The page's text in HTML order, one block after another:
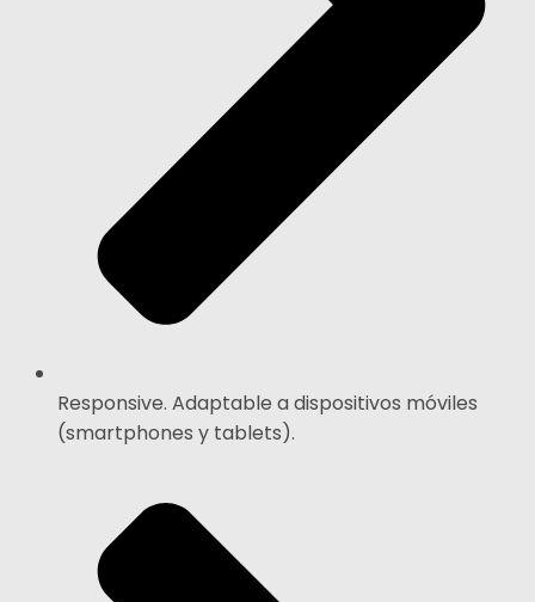
Responsive. Adaptable a dispositivos móviles
(smartphones y tablets).